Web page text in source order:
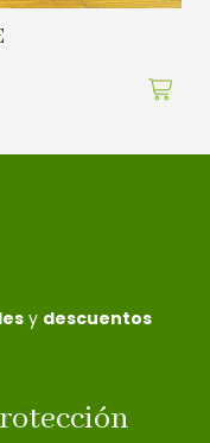
y descuentos